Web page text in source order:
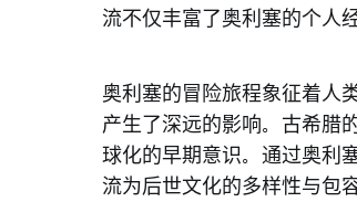
流不仅丰富了奥利塞的个人
奥利塞的冒险旅程象征着人
产生了深远的影响。古希腊
球化的早期意识。通过奥利
流为后世文化的多样性与包